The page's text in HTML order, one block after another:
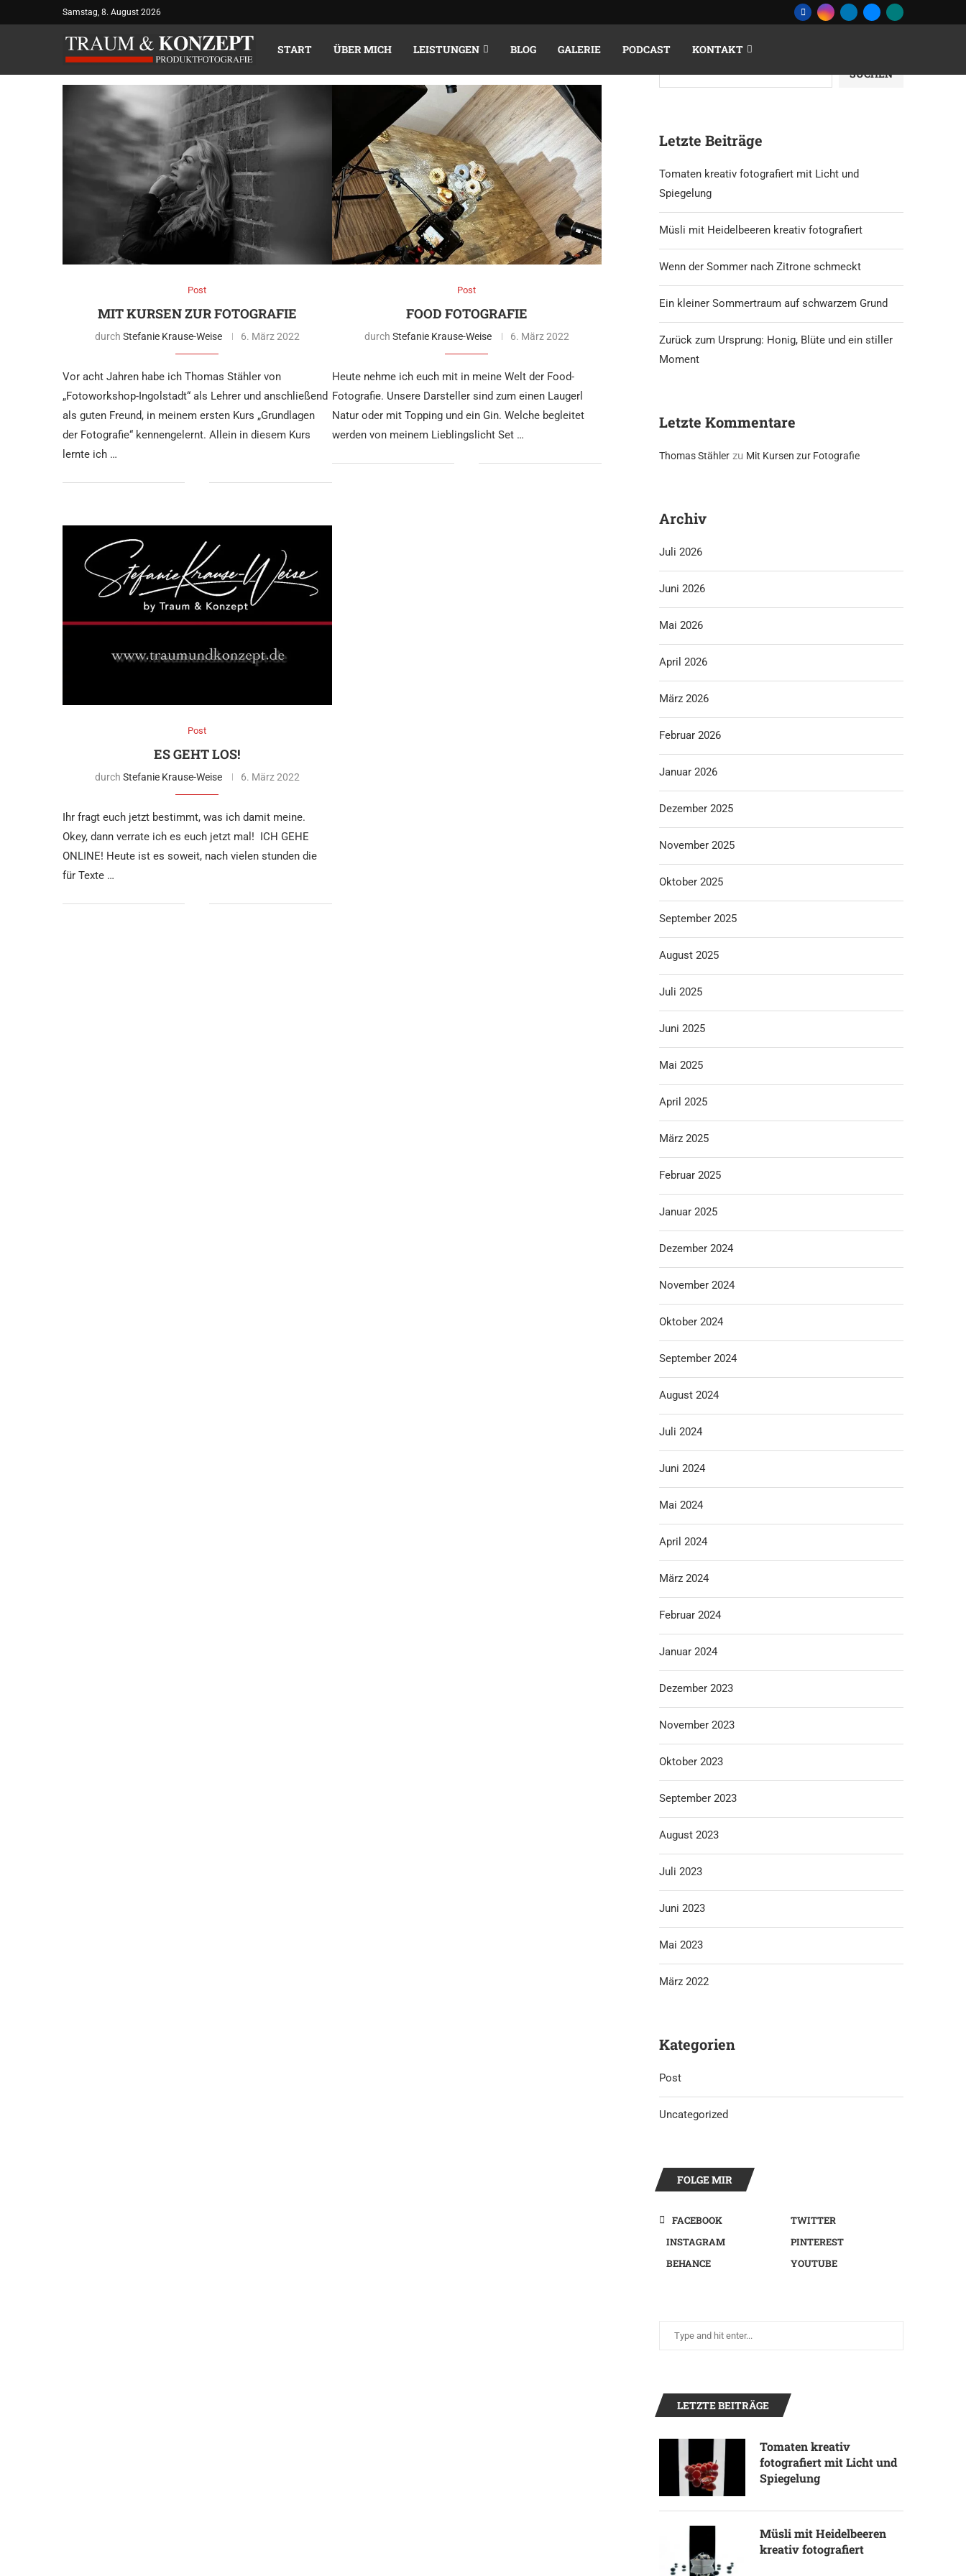
Samstag, 8. August 2026
START ÜBER MICH LEISTUNGEN BLOG GALERIE PODCAST KONTAKT
MONATSARCHIVEMÄRZ 2022
Post
MIT KURSEN ZUR FOTOGRAFIE
durch Stefanie Krause-Weise 6. März 2022
Vor acht Jahren habe ich Thomas Stähler von
„Fotoworkshop-Ingolstadt“ als Lehrer und anschließend
als guten Freund, in meinem ersten Kurs „Grundlagen
der Fotografie“ kennengelernt. Allein in diesem Kurs
lernte ich …
Post
FOOD FOTOGRAFIE
durch Stefanie Krause-Weise 6. März 2022
Heute nehme ich euch mit in meine Welt der Food-
Fotografie. Unsere Darsteller sind zum einen Laugerl
Natur oder mit Topping und ein Gin. Welche begleitet
werden von meinem Lieblingslicht Set …
Post
ES GEHT LOS!
durch Stefanie Krause-Weise 6. März 2022
Ihr fragt euch jetzt bestimmt, was ich damit meine.
Okey, dann verrate ich es euch jetzt mal! ICH GEHE
ONLINE! Heute ist es soweit, nach vielen stunden die
für Texte …
Suchen
SUCHEN
Letzte Beiträge
Tomaten kreativ fotografiert mit Licht und
Spiegelung
Müsli mit Heidelbeeren kreativ fotografiert
Wenn der Sommer nach Zitrone schmeckt
Ein kleiner Sommertraum auf schwarzem Grund
Zurück zum Ursprung: Honig, Blüte und ein stiller
Moment
Letzte Kommentare
Thomas Stähler zu Mit Kursen zur Fotografie
Archiv
Juli 2026
Juni 2026
Mai 2026
April 2026
März 2026
Februar 2026
Januar 2026
Dezember 2025
November 2025
Oktober 2025
September 2025
August 2025
Juli 2025
Juni 2025
Mai 2025
April 2025
März 2025
Februar 2025
Januar 2025
Dezember 2024
November 2024
Oktober 2024
September 2024
August 2024
Juli 2024
Juni 2024
Mai 2024
April 2024
März 2024
Februar 2024
Januar 2024
Dezember 2023
November 2023
Oktober 2023
September 2023
August 2023
Juli 2023
Juni 2023
Mai 2023
März 2022
Kategorien
Post
Uncategorized
FOLGE MIR
FACEBOOK
TWITTER
INSTAGRAM
PINTEREST
BEHANCE
YOUTUBE
LETZTE BEITRÄGE
Tomaten kreativ
fotografiert mit Licht und
Spiegelung
Müsli mit Heidelbeeren
kreativ fotografiert